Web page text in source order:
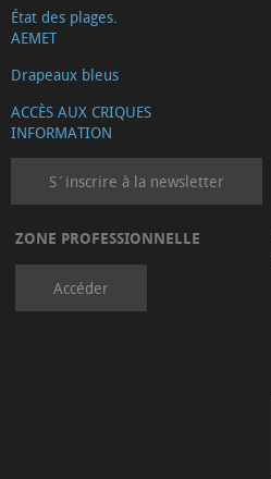
État des plages.
AEMET
Drapeaux bleus
ACCÈS AUX CRIQUES
INFORMATION
S´inscrire à la newsletter
ZONE PROFESSIONNELLE
Accéder